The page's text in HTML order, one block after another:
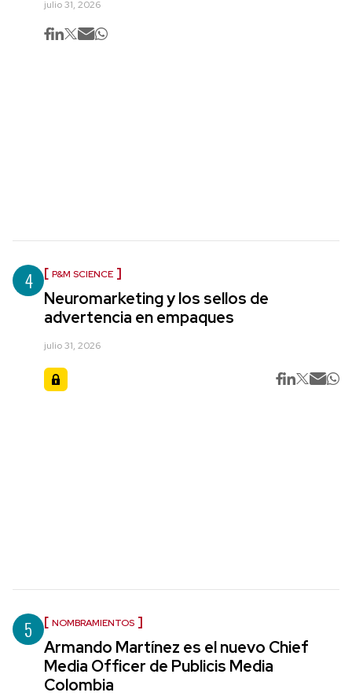
julio 31, 2026
4 P&M SCIENCE
Neuromarketing y los sellos de
advertencia en empaques
julio 31, 2026
5 NOMBRAMIENTOS
Armando Martínez es el nuevo Chief
Media Officer de Publicis Media
Colombia